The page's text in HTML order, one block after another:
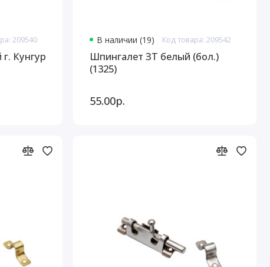
209540
Кунгур
В наличии (19) Код товара: 209542
Шпингалет ЗТ белый (бол.)
(1325)
55.00р.